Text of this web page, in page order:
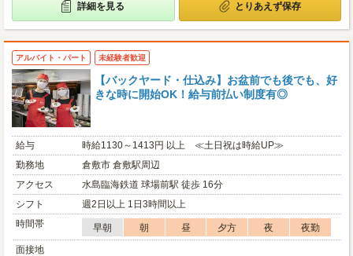
詳細を見る とりあえず保存
アルバイト・パート 未経験者歓迎
【バックヤード・仕込み】お盆前でも後でも、好
きな時に開始OK！給与前払い制度有◎
給与
時給1130～1413円 以上 ≪土日祝は時給UP≫
勤務地
倉敷市 倉敷駅周辺
アクセス
水島臨海鉄道 球場前駅 徒歩 16分
シフト
週2日以上 1日3時間以上
時間帯
早朝 朝 昼 夕方 夜
夜勤
面接地